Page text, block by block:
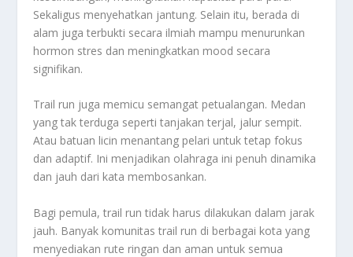
Sekaligus menyehatkan jantung. Selain itu, berada di
alam juga terbukti secara ilmiah mampu menurunkan
hormon stres dan meningkatkan mood secara
signifikan.
Trail run juga memicu semangat petualangan. Medan
yang tak terduga seperti tanjakan terjal, jalur sempit.
Atau batuan licin menantang pelari untuk tetap fokus
dan adaptif. Ini menjadikan olahraga ini penuh dinamika
dan jauh dari kata membosankan.
Bagi pemula, trail run tidak harus dilakukan dalam jarak
jauh. Banyak komunitas trail run di berbagai kota yang
menyediakan rute ringan dan aman untuk semua